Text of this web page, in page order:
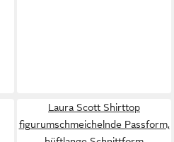
Laura Scott Shirttop
figurumschmeichelnde Passform,